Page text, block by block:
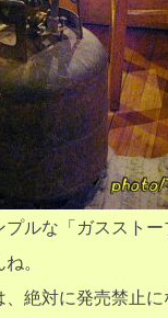
ルな「ガスストー
。
絶対に発売禁止